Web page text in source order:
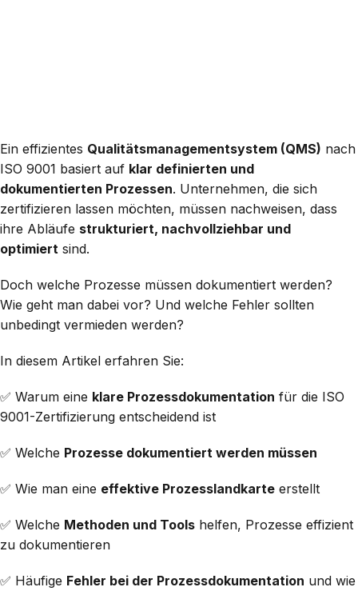
Ein effizientes Qualitätsmanagementsystem (QMS) nach
ISO 9001 basiert auf klar definierten und
dokumentierten Prozessen. Unternehmen, die sich
zertifizieren lassen möchten, müssen nachweisen, dass
ihre Abläufe strukturiert, nachvollziehbar und
optimiert sind.
Doch welche Prozesse müssen dokumentiert werden?
Wie geht man dabei vor? Und welche Fehler sollten
unbedingt vermieden werden?
In diesem Artikel erfahren Sie:
✅ Warum eine klare Prozessdokumentation für die ISO
9001-Zertifizierung entscheidend ist
✅ Welche Prozesse dokumentiert werden müssen
✅ Wie man eine effektive Prozesslandkarte erstellt
✅ Welche Methoden und Tools helfen, Prozesse effizient
zu dokumentieren
✅ Häufige Fehler bei der Prozessdokumentation und wie